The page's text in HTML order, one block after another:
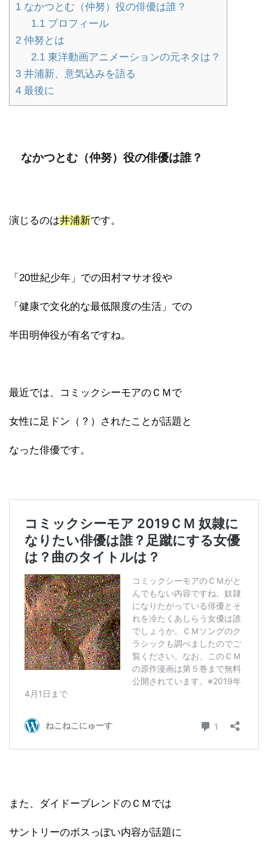
1 なかつとむ（仲努）役の俳優は誰？
1.1プロフィール
2 仲努とは
2.1東洋動画アニメーションの元ネタは？
3 井浦新、意気込みを語る
4 最後に
なかつとむ（仲努）役の俳優は誰？
演じるのは井浦新です。
「20世紀少年」での田村マサオ役や
「健康で文化的な最低限度の生活」での
半田明伸役が有名ですね。
最近では、コミックシーモアのＣＭで
女性に足ドン（？）されたことが話題と
なった俳優です。
また、ダイドーブレンドのＣＭでは
サントリーのボスっぽい内容が話題に